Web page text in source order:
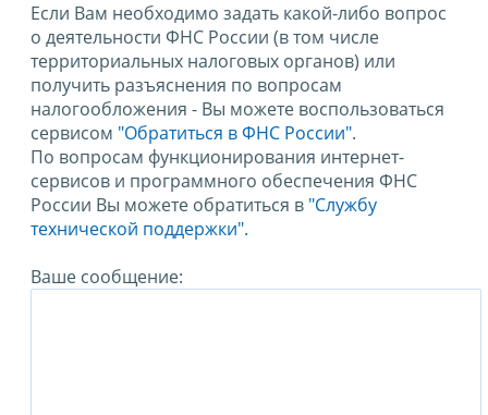
Если Вам необходимо задать какой-либо вопрос
о деятельности ФНС России (в том числе
территориальных налоговых органов) или
получить разъяснения по вопросам
налогообложения - Вы можете воспользоваться
сервисом "Обратиться в ФНС России".
По вопросам функционирования интернет-
сервисов и программного обеспечения ФНС
России Вы можете обратиться в "Службу
технической поддержки".
Ваше сообщение: